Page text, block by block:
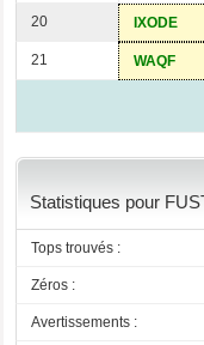
20 IXODE
21 WAQF
Statistiques pour
Tops trouvés :
Zéros :
Avertissements :